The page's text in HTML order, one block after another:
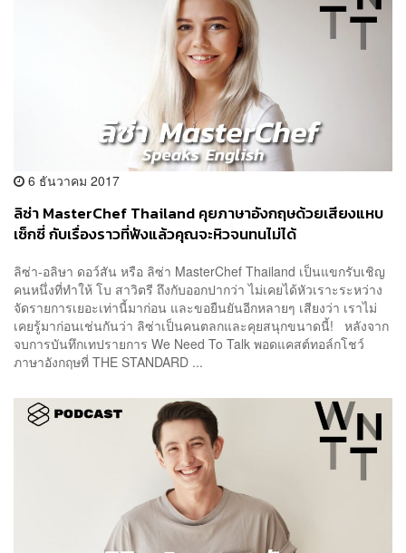
6 ธันวาคม 2017
ลิซ่า MasterChef Thailand คุยภาษาอังกฤษด้วยเสียงแหบ
เซ็กซี่ กับเรื่องราวที่ฟังแล้วคุณจะหิวจนทนไม่ได้
ลิซ่า-อลิษา ดอว์สัน หรือ ลิซ่า MasterChef Thailand เป็นแขกรับเชิญ
คนหนึ่งที่ทำให้ โบ สาวิตรี ถึงกับออกปากว่า ไม่เคยได้หัวเราะระหว่าง
จัดรายการเยอะเท่านี้มาก่อน และขอยืนยันอีกหลายๆ เสียงว่า เราไม่
เคยรู้มาก่อนเช่นกันว่า ลิซ่าเป็นคนตลกและคุยสนุกขนาดนี้! หลังจาก
จบการบันทึกเทปรายการ We Need To Talk พอดแคสต์ทอล์กโชว์
ภาษาอังกฤษที่ THE STANDARD ...